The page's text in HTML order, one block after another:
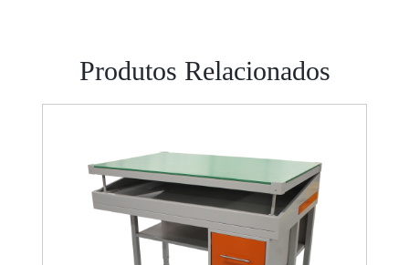
Produtos Relacionados